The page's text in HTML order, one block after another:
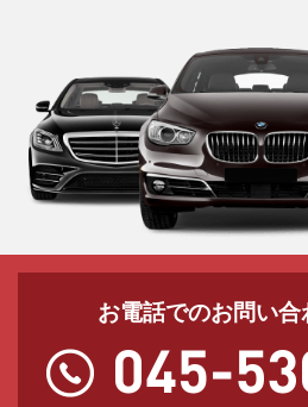
お電話でのお問い合